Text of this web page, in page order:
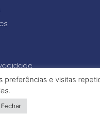
e visitas
Fechar